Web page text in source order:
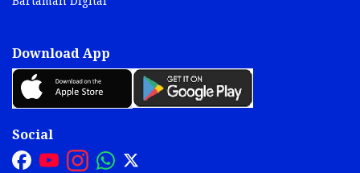
Download App
Social